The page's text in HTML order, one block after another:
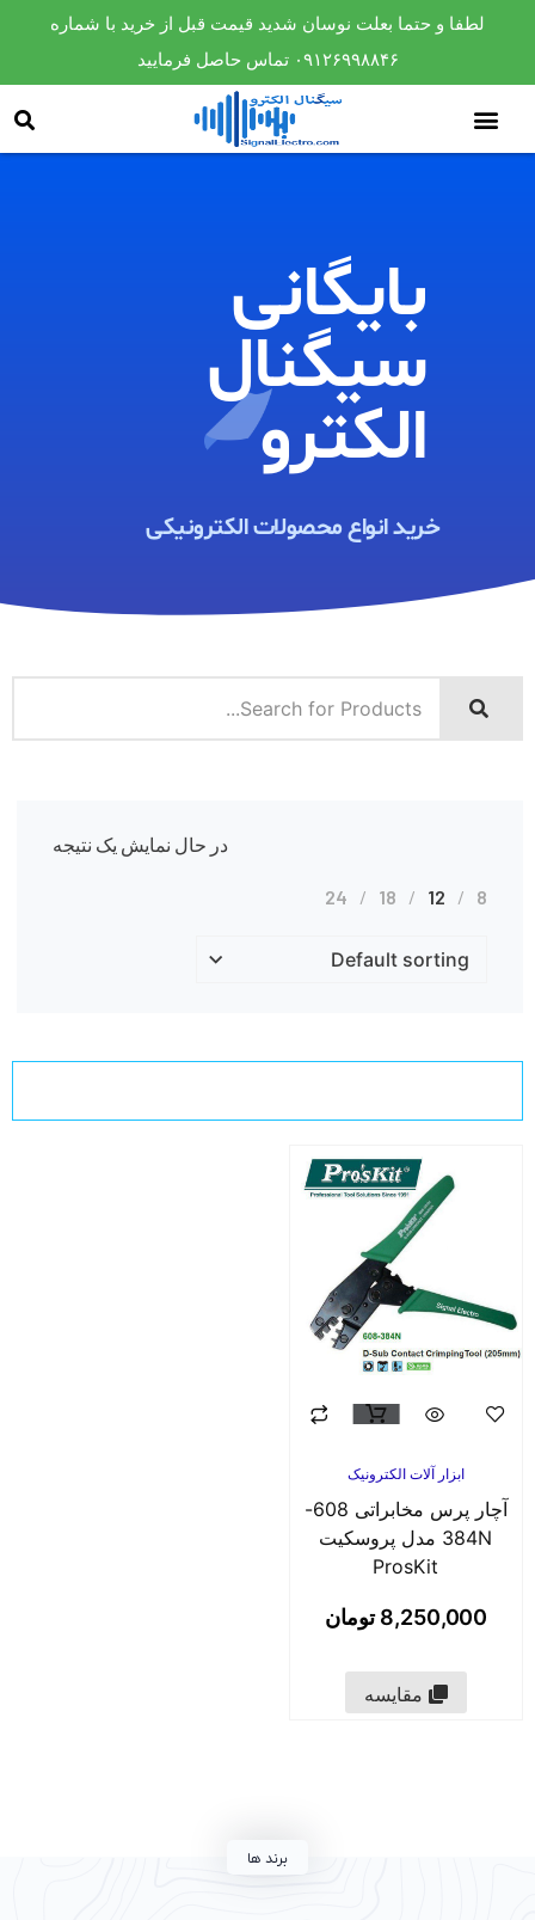
لطفا و حتما بعلت نوسان شدید قیمت قبل از خرید با شماره
۰۹۱۲۶۹۹۸۸۴۶ تماس حاصل فرمایید
بایگانی
سیگنال
الکترو​
خرید انواع محصولات الکترونیکی ​
در حال نمایش یک نتیجه
8
12
18
24
ابزار آلات الکترونیک
آچار پرس مخابراتی 608-
384N مدل پروسکیت
ProsKit
8,250,000 تومان
مقایسه
برند ها